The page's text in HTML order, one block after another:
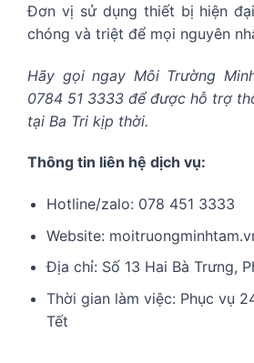
Đơn vị sử dụng thiết bị hiện
chóng và triệt để mọi nguyên
Hãy gọi ngay Môi Trường
0784 51 3333 để được hỗ trợ
tại Ba Tri kịp thời.
Thông tin liên hệ dịch vụ:
Hotline/zalo: 078 451 3333
Website:
Địa chỉ: Số 13 Hai Bà Trưng,
Thời gian làm việc: Phục vụ
Tết